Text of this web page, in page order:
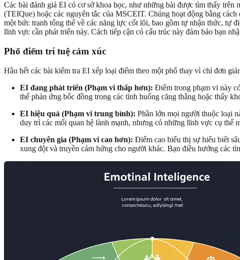
Các bài đánh giá EI có cơ sở khoa học, như những bài được tìm thấy
(TEIQue) hoặc các nguyên tắc của MSCEIT. Chúng hoạt động bằng
một bức tranh tổng thể về các năng lực cốt lõi, bao gồm tự nhận thức, tự
lĩnh vực cần phát triển này. Cách tiếp cận có cấu trúc này đảm bảo bạn
Phổ điểm trí tuệ cảm xúc
Hầu hết các bài kiểm tra EI xếp loại điểm theo một phổ thay vì chỉ đơn
EI đang phát triển (Phạm vi thấp hơn): Điểm trong phạm vi này
thể phản ứng bốc đồng trong các tình huống căng thẳng hoặc thấy
EI hiệu quả (Phạm vi trung bình): Phần lớn mọi người thuộc loại
duy trì các mối quan hệ lành mạnh, nhưng có những lĩnh vực cụ thể
EI chuyên gia (Phạm vi cao hơn): Điểm cao biểu thị sự hiểu biết
xung đột và truyền cảm hứng cho người khác. Bạn điều hướng các